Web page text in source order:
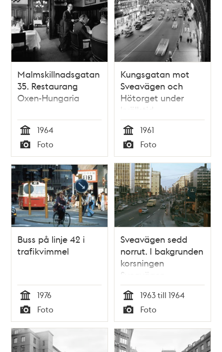
Malmskillnadsgatan
35. Restaurang
Oxen-Hungaria
Tid
1964
Typ
Foto
Kungsgatan mot
Sveavägen och
Hötorget under
kvällstid
Tid
1961
Typ
Foto
Buss på linje 42 i
trafikvimmel
Tid
1976
Typ
Foto
Sveavägen sedd
norrut. I bakgrunden
korsningen
Sveavägen -
Kungsgatan. T.v.
Hötorgscity, parti
av två höghus
Tid
1963 till 1964
Typ
Foto